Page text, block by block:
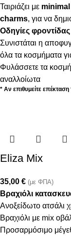
Ταιριάζει με minimal
charms, για να
Οδηγίες φροντίδας
Συνιστάται η
όλα τα κοσμήματα
Φυλάσσετε τα
αναλλοίωτα
* Αν επιθυμείτε
Eliza Mix
35,00 € (με ΦΠΑ)
Βραχιόλι
Ανοξείδωτο ατσάλι
Βραχιόλι με mix
Προσαρμόσιμο